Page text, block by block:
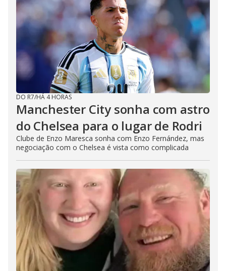
DO R7/HÁ 4 HORAS
Manchester City sonha com astro
do Chelsea para o lugar de Rodri
Clube de Enzo Maresca sonha com Enzo Fernández, mas
negociação com o Chelsea é vista como complicada